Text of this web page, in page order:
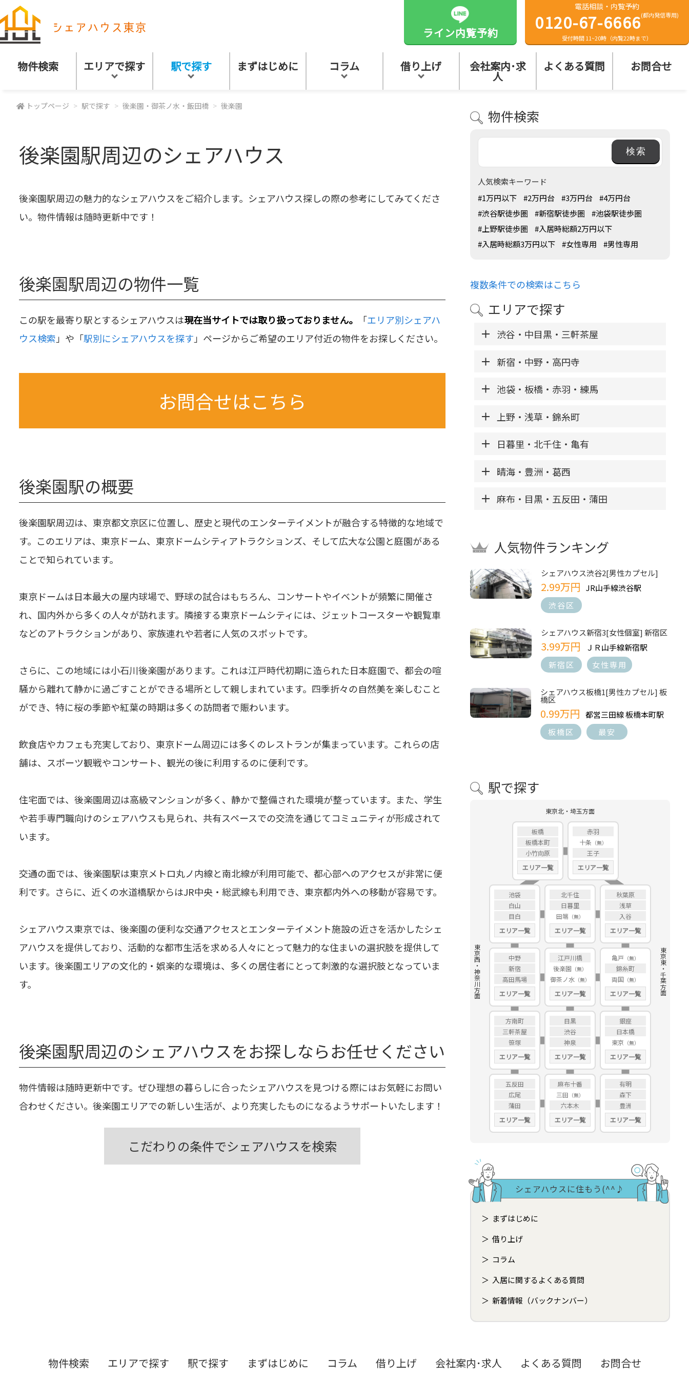
ライン内覧予約
電話相談・内覧予約
0120-67-6666(都内発信専用)
受付時間 11~20時（内覧22時まで）
物件検索 エリアで探す 駅で探す まずはじめに コラム 借り上げ 会社案内･求
人
よくある質問 お問合せ
トップページ 駅で探す 後楽園・御茶ノ水・飯田橋 後楽園
後楽園駅周辺のシェアハウス
後楽園駅周辺の魅力的なシェアハウスをご紹介します。シェアハウス探しの際の参考にしてみてくださ
い。物件情報は随時更新中です！
後楽園駅周辺の物件一覧
この駅を最寄り駅とするシェアハウスは現在当サイトでは取り扱っておりません。 「エリア別シェアハ
ウス検索 」や「駅別にシェアハウスを探す 」ページからご希望のエリア付近の物件をお探しください。
お問合せはこちら
後楽園駅の概要
後楽園駅周辺は、東京都文京区に位置し、歴史と現代のエンターテイメントが融合する特徴的な地域で
す。このエリアは、東京ドーム、東京ドームシティアトラクションズ、そして広大な公園と庭園がある
ことで知られています。
東京ドームは日本最大の屋内球場で、野球の試合はもちろん、コンサートやイベントが頻繁に開催さ
れ、国内外から多くの人々が訪れます。隣接する東京ドームシティには、ジェットコースターや観覧車
などのアトラクションがあり、家族連れや若者に人気のスポットです。
さらに、この地域には小石川後楽園があります。これは江戸時代初期に造られた日本庭園で、都会の喧
騒から離れて静かに過ごすことができる場所として親しまれています。四季折々の自然美を楽しむこと
ができ、特に桜の季節や紅葉の時期は多くの訪問者で賑わいます。
飲食店やカフェも充実しており、東京ドーム周辺には多くのレストランが集まっています。これらの店
舗は、スポーツ観戦やコンサート、観光の後に利用するのに便利です。
住宅面では、後楽園周辺は高級マンションが多く、静かで整備された環境が整っています。また、学生
や若手専門職向けのシェアハウスも見られ、共有スペースでの交流を通じてコミュニティが形成されて
います。
交通の面では、後楽園駅は東京メトロ丸ノ内線と南北線が利用可能で、都心部へのアクセスが非常に便
利です。さらに、近くの水道橋駅からはJR中央・総武線も利用でき、東京都内外への移動が容易です。
シェアハウス東京では、後楽園の便利な交通アクセスとエンターテイメント施設の近さを活かしたシェ
アハウスを提供しており、活動的な都市生活を求める人々にとって魅力的な住まいの選択肢を提供して
います。後楽園エリアの文化的・娯楽的な環境は、多くの居住者にとって刺激的な選択肢となっていま
す。
後楽園駅周辺のシェアハウスをお探しならお任せください
物件情報は随時更新中です。ぜひ理想の暮らしに合ったシェアハウスを見つける際にはお気軽にお問い
合わせください。後楽園エリアでの新しい生活が、より充実したものになるようサポートいたします！
こだわりの条件でシェアハウスを検索
物件検索
人気検索キーワード
#1万円以下
#2万円台 #3万円台
#4万円台
#渋谷駅徒歩圏
#新宿駅徒歩圏
#池袋駅徒歩圏
#上野駅徒歩圏
#入居時総額2万円以下
#入居時総額3万円以下
#女性専用 #男性専用
複数条件での検索はこちら
エリアで探す
渋谷・中目黒・三軒茶屋
新宿・中野・高円寺
池袋・板橋・赤羽・練馬
上野・浅草・錦糸町
日暮里・北千住・亀有
晴海・豊洲・葛西
麻布・目黒・五反田・蒲田
人気物件ランキング
シェアハウス渋谷2[男性カプセル]
2.99万円 JR山手線渋谷駅
渋谷区
シェアハウス新宿3[女性個室] 新宿区
3.99万円
ＪＲ山手線新宿駅
新宿区
女性専用
シェアハウス板橋1[男性カプセル] 板
橋区
0.99万円 都営三田線 板橋本町駅
板橋区
最安
駅で探す
東京北・埼玉方面
板橋
板橋本町
小竹向原
エリア一覧
赤羽
十条
王子
エリア一覧
池袋
白山
目白
エリア一覧
北千住
日暮里
田端
エリア一覧
秋葉原
浅草
入谷
エリア一覧
中野
新宿
高田馬場
エリア一覧
江戸川橋
後楽園
御茶ノ水
エリア一覧
亀戸
錦糸町
両国
エリア一覧
方南町
三軒茶屋
笹塚
エリア一覧
目黒
渋谷
神泉
エリア一覧
銀座
日本橋
東京
エリア一覧
五反田
広尾
蒲田
エリア一覧
麻布十番
三田
六本木
エリア一覧
有明
森下
豊洲
エリア一覧
東京西・神奈川方面 東京東・千葉方面
シェアハウスに住もう(^^♪
まずはじめに
借り上げ
コラム
入居に関するよくある質問
新着情報（バックナンバー）
物件検索 エリアで探す 駅で探す まずはじめに コラム 借り上げ 会社案内･求人 よくある質問 お問合せ